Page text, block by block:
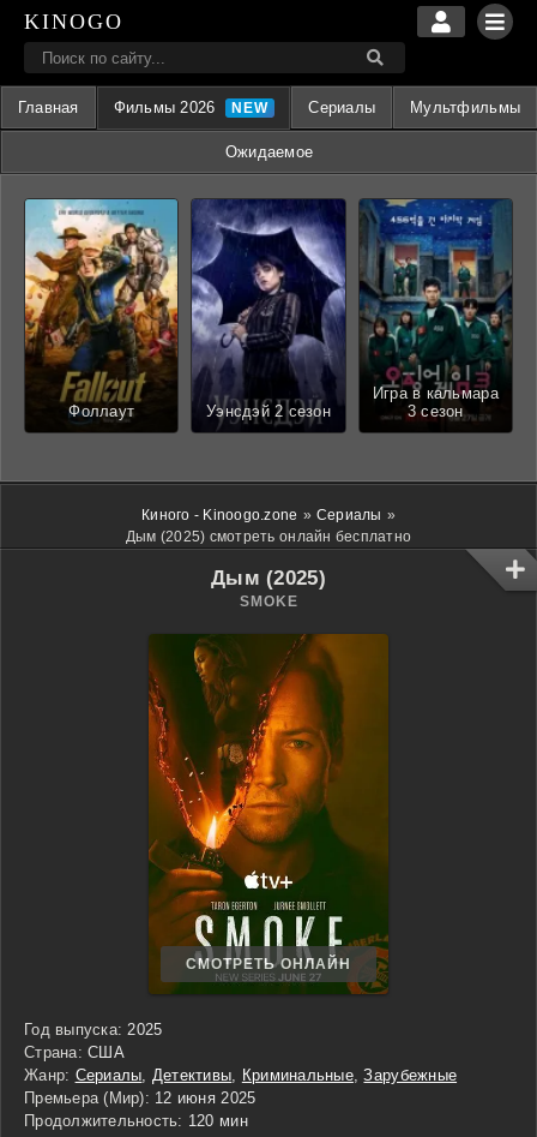
KINOGO
Главная Фильмы 2026 Сериалы Мультфильмы
Ожидаемое
Фоллаут Уэнсдэй 2 сезон
Игра в кальмара
3 сезон
Киного - Kinoogo.zone » Сериалы »
Дым (2025) смотреть онлайн бесплатно
Дым (2025)
SMOKE
СМОТРЕТЬ ОНЛАЙН
Год выпуска: 2025
Страна: США
Жанр: Сериалы Детективы Криминальные,Зарубежные
Премьера (Мир): 12 июня 2025
Продолжительность: 120 мин